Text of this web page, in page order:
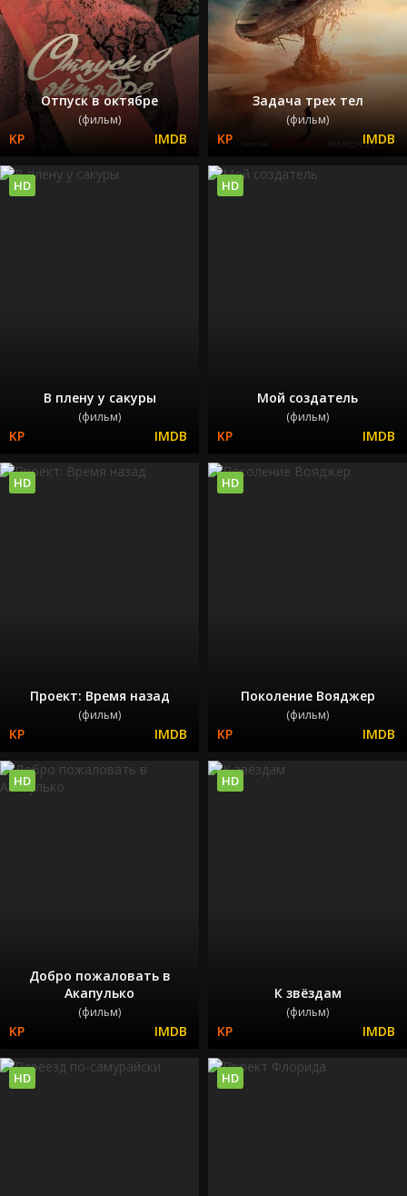
Отпуск в октябре
(фильм)
Задача трех тел
(фильм)
В плену у сакуры
(фильм)
HD
Мой создатель
(фильм)
HD
Проект: Время назад
(фильм)
HD
Поколение Вояджер
(фильм)
HD
Добро пожаловать в
Акапулько
(фильм)
HD
К звёздам
(фильм)
HD
HD HD